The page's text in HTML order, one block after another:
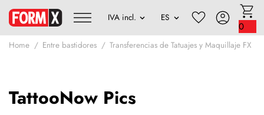
0
Home Entre bastidores Transferencias de Tatuajes y Maquillaje FX
TattooNow Pics